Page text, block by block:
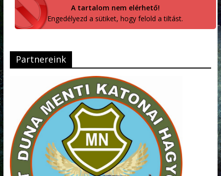
A tartalom nem elérhető!
Engedélyezd a sütiket, hogy felold a tiltást.
Partnereink